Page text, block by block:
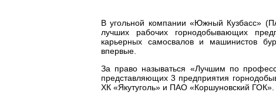
В угольной компании «Южный Кузбасс»
лучших рабочих горнодобывающих
карьерных самосвалов и машинистов
впервые.
За право называться «Лучшим по
представляющих 3 предприятия
ХК «Якутуголь» и ПАО «Коршуновский ГОК».